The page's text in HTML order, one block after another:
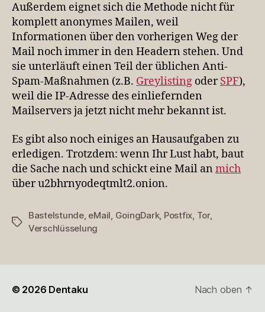
Außerdem eignet sich die Methode nicht für
komplett anonymes Mailen, weil
Informationen über den vorherigen Weg der
Mail noch immer in den Headern stehen. Und
sie unterläuft einen Teil der üblichen Anti-
Spam-Maßnahmen (z.B. Greylisting oderSPF),
weil die IP-Adresse des einliefernden
Mailservers ja jetzt nicht mehr bekannt ist.
Es gibt also noch einiges an Hausaufgaben zu
erledigen. Trotzdem: wenn Ihr Lust habt, baut
die Sache nach und schickt eine Mail an mich
über u2bhrnyodeqtmlt2.onion.
Schlagwörter
Bastelstunde, eMail GoingDark, Postfix Tor,
Verschlüsselung
© 2026 Dentaku Nach oben ↑